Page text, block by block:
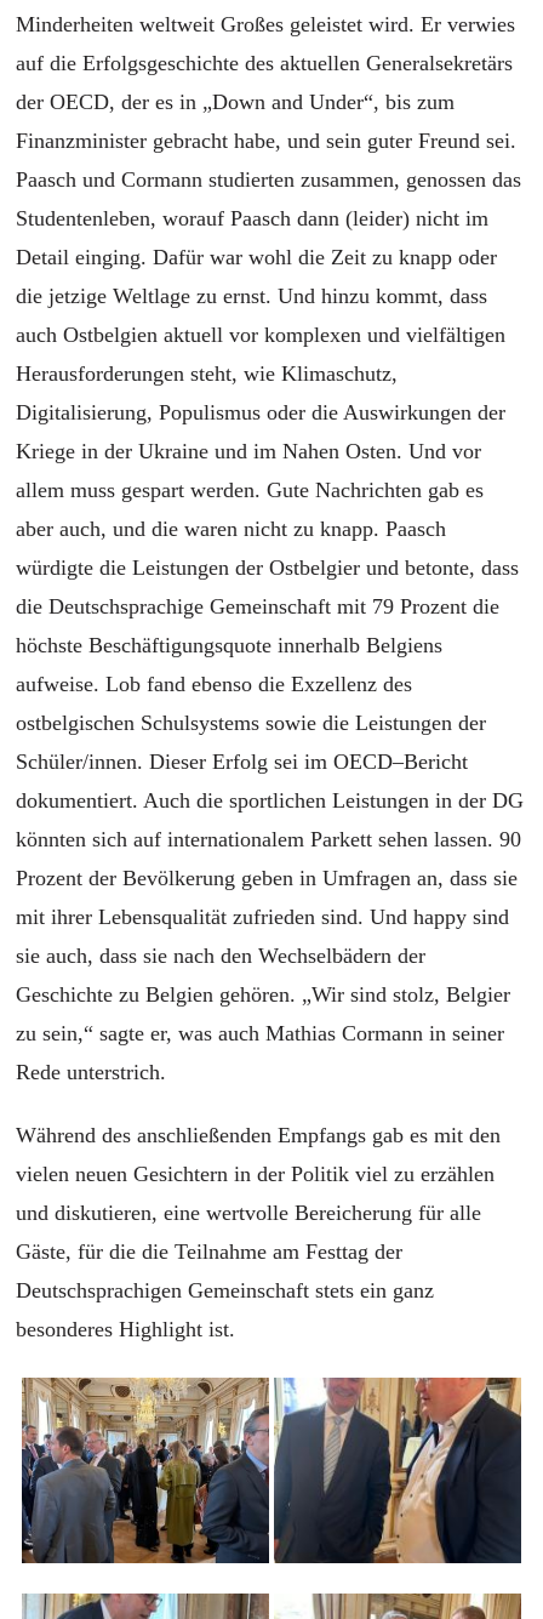
Minderheiten weltweit Großes geleistet wird. Er verwies
auf die Erfolgsgeschichte des aktuellen Generalsekretärs
der OECD, der es in „Down and Under“, bis zum
Finanzminister gebracht habe, und sein guter Freund sei.
Paasch und Cormann studierten zusammen, genossen das
Studentenleben, worauf Paasch dann (leider) nichtim
Detail einging. Dafür war wohl die Zeit zu knapp oder
die jetzige Weltlage zu ernst. Und hinzu kommt, dass
auch Ostbelgien aktuell vor komplexen und vielfältigen
Herausforderungen steht, wie Klimaschutz,
Digitalisierung, Populismusoder die Auswirkungen der
Kriege in der Ukraineund im Nahen Osten. Und vor
allem muss gespart werden. Gute Nachrichten gabes
aber auch, und die waren nicht zu knapp. Paasch
würdigte die Leistungen der Ostbelgier und betonte, dass
die Deutschsprachige Gemeinschaft mit 79 Prozent die
höchste Beschäftigungsquote innerhalb Belgiens
aufweise. Lob fand ebenso die Exzellenz des
ostbelgischen Schulsystems sowie die Leistungen der
Schüler/innen. DieserErfolg sei im OECD–Bericht
dokumentiert. Auch die sportlichen Leistungen in der DG
könnten sich auf internationalem Parkett sehen lassen. 90
Prozent der Bevölkerung geben in Umfragen an, dass sie
mit ihrer Lebensqualität zufrieden sind. Und happy sind
sieauch, dass sie nachden Wechselbädern der
Geschichte zu Belgien gehören. „Wir sind stolz, Belgier
zu sein,“ sagte er, wasauchMathias Cormann in seiner
Rede unterstrich.
Während des anschließenden Empfangs gabes mit den
vielen neuen Gesichtern in der Politik viel zu erzählen
und diskutieren, eine wertvolle Bereicherung für alle
Gäste, für die die Teilnahme am Festtag der
Deutschsprachigen Gemeinschaft stets ein ganz
besonderes Highlight ist.